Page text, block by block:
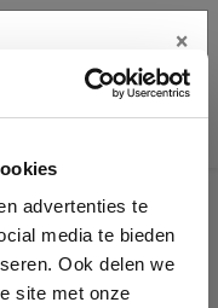
advertenties te
media te bieden
Ook delen we
site met onze
×